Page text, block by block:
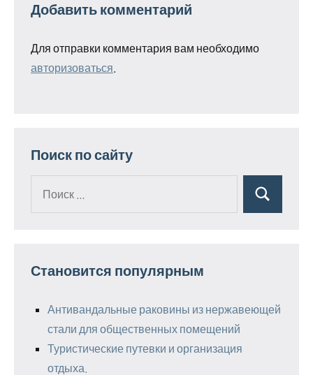
Добавить комментарий
Для отправки комментария вам необходимо
авторизоваться
Поиск по сайту
Поиск
Становится популярным
Антивандальные раковины из нержавеющей
стали для общественных помещений
Туристические путевки и организация
отдыха.